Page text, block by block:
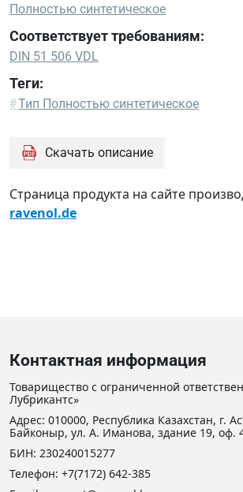
Полностью синтетическое
Соответствует требованиям:
DIN 51 506 VDL
DIN
506
VDL
Теги:
#Тип Полностью синтетическое
Скачать описание
Страница продукта на сайте
ravenol.de
Контактная информация
Товарищество с ограниченной
Лубрикантс»
Адрес: 010000, Республика Казахстан, г.
Байконыр, ул. А. Иманова, здание 19, оф.
БИН: 230240015277
Телефон: +7(7172) 642-385